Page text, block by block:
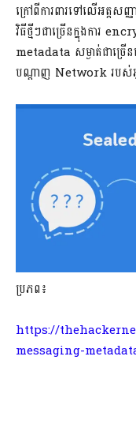
ក្រៅពីការពារទៅលើអត្តស
វិធីថ្មីៗជាច្រើនក្នុងការ
metadata សម្ងាត់ជាច្រើ
បណ្តាញ Network របស់អ្
ប្រភព​៖
https://
messaging-